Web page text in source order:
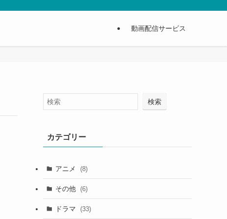
動画配信サービス
検索
カテゴリー
アニメ (8)
その他 (6)
ドラマ (33)